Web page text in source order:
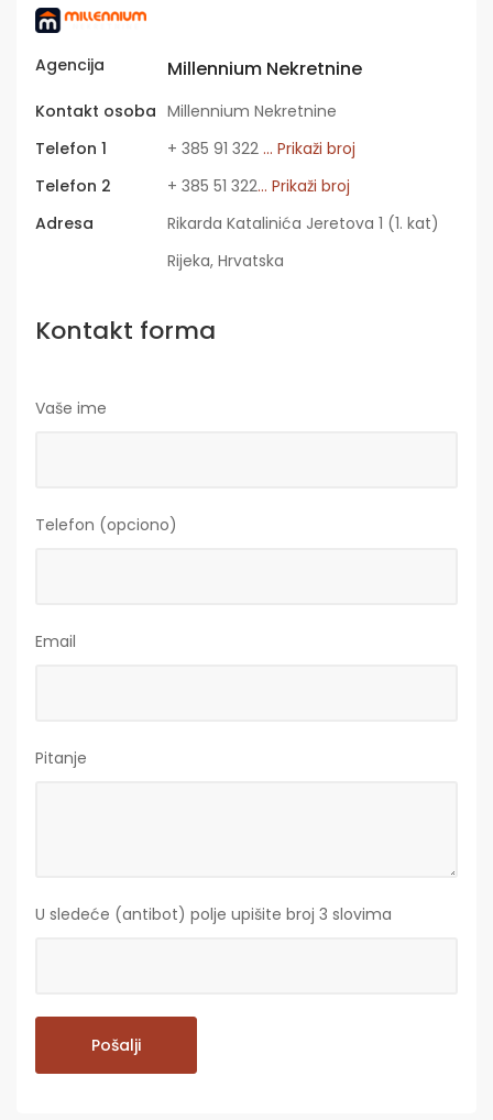
Agencija Millennium Nekretnine
Kontakt osoba Millennium Nekretnine
Telefon 1
+ 385 91 322 ... Prikaži broj
Telefon 2
+ 385 51 322... Prikaži broj
Adresa
Rikarda Katalinića Jeretova 1 (1. kat)
Rijeka, Hrvatska
Kontakt forma
Vaše ime
Telefon (opciono)
Email
Pitanje
U sledeće (antibot) polje upišite broj 3 slovima